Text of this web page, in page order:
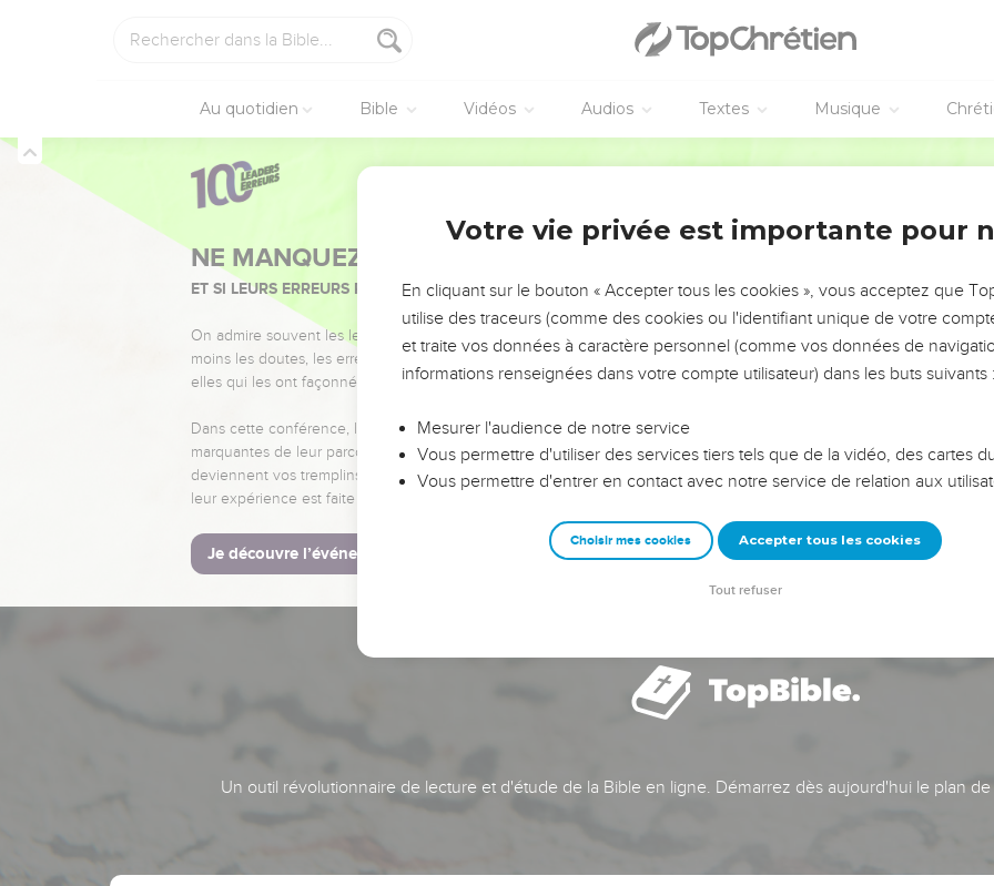
Au quotidien Bible Vidéos Audios Textes Musique
NE MANQUEZ PAS L’ÉVÉNEMENT DE L’ANNÉE !
ET SI LEURS ERREURS POUVAIENT VOUS ÉVITER LES VOTRES ?
On admire souvent les leaders pour leurs réussites, leur impact, leur foi ou leur vision. Mais on voit
moins les doutes, les erreurs et les saisons difficiles qu'ils ont traversés, alors même que ce sont
elles qui les ont façonnés.
Dans cette conférence, leaders, entrepreneurs, et responsables reviennent sur les erreurs
marquantes de leur parcours et les clés pour avancer avec plus de sagesse afin que leurs erreurs
deviennent vos tremplins. Que vous guidiez un ministère, une équipe, un groupe ou une famille,
leur expérience est faite pour vous.
Je découvre l’événement
Un outil révolutionnaire de lecture et d'étude de la Bible en ligne. Démarrez dès aujourd'hui le plan
Votre vie privée est importante pour
En cliquant sur le bouton « Accepter tous les cookies », vous acceptez que
utilise des traceurs (comme des cookies ou l'identifiant unique de votre
et traite vos données à caractère personnel (comme vos données de
informations renseignées dans votre compte utilisateur) dans les buts suivants :
Mesurer l'audience de notre service
Vous permettre d'utiliser des services tiers tels que de la vidéo, des cartes
Vous permettre d'entrer en contact avec notre service de relation aux
Choisir mes cookies Accepter tous les cookies
Tout refuser